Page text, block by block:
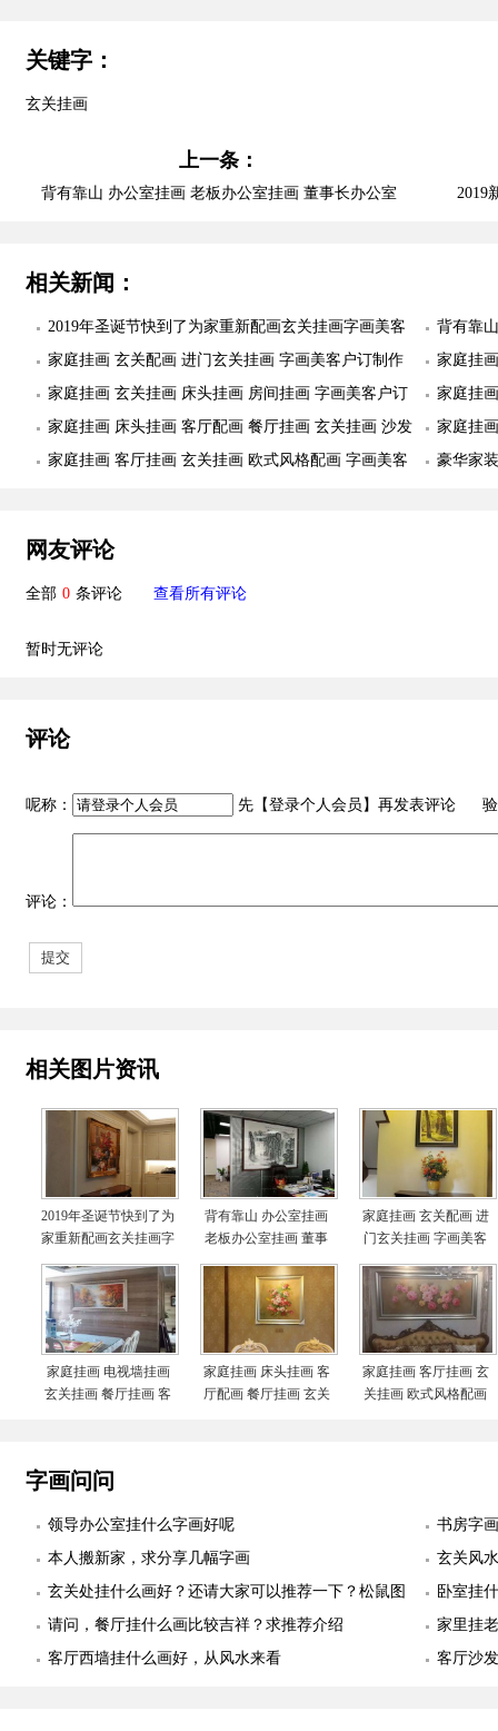
关键字：
玄关挂画
上一条：
背有靠山 办公室挂画 老板办公室挂画 董事长办公室
2019
相关新闻：
2019年圣诞节快到了为家重新配画玄关挂画字画美客
户订制作品安装实际图
背有靠
配画 办
家庭挂画 玄关配画 进门玄关挂画 字画美客户订制作
品安装实际图
家庭挂
画美客
家庭挂画 玄关挂画 床头挂画 房间挂画 字画美客户订
制作品安装实际图
家庭挂
画美客
家庭挂画 床头挂画 客厅配画 餐厅挂画 玄关挂画 沙发
墙配画 字画美客户订制作品安装实际图
家庭挂
户订制
家庭挂画 客厅挂画 玄关挂画 欧式风格配画 字画美客
豪华家
网友评论
全部 0 条评论 查看所有评论
暂时无评论
评论
呢称： 先【登录个人会员 】再发表评论 验
评论：
相关图片资讯
2019年圣诞节快到了为
家重新配画玄关挂画字
实际图
背有靠山 办公室挂画
老板办公室挂画 董事
玄关挂画 字画美客户
订制作品安装实际图
家庭挂画 玄关配画 进
门玄关挂画 字画美客
家庭挂画 电视墙挂画
玄关挂画 餐厅挂画 客
家庭挂画 床头挂画 客
厅配画 餐厅挂画 玄关
家庭挂画 客厅挂画 玄
关挂画 欧式风格配画
字画问问
领导办公室挂什么字画好呢
书房字
本人搬新家，求分享几幅字画
玄关风
玄关处挂什么画好？还请大家可以推荐一下？松鼠图
适合么？
卧室挂
幅
请问，餐厅挂什么画比较吉祥？求推荐介绍
家里挂
客厅西墙挂什么画好，从风水来看
客厅沙